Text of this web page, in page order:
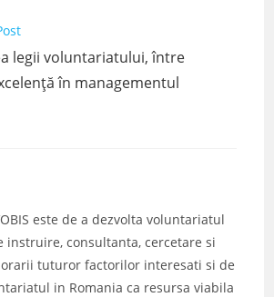
legii voluntariatului, între
în managementul
este de a dezvolta voluntariatul
instruire, consultanta, cercetare si
tuturor factorilor interesati si de
in Romania ca resursa viabila